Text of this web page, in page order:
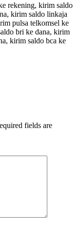
rekening, kirim saldo
kirim saldo linkaja
pulsa telkomsel ke
bri ke dana, kirim
kirim saldo bca ke
fields are